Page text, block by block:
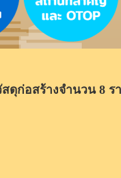
ดุก่อสร้างจำนวน 8 ร